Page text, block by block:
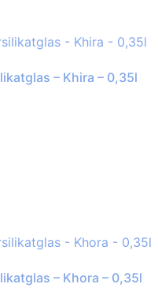
– Khira – 0,35l
– Khora – 0,35l